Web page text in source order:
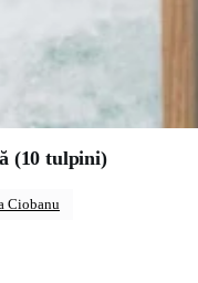
(10 tulpini)
Ciobanu